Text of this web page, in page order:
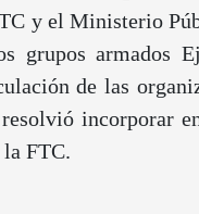
y el Ministerio
grupos armados
de las
incorporar
FTC.